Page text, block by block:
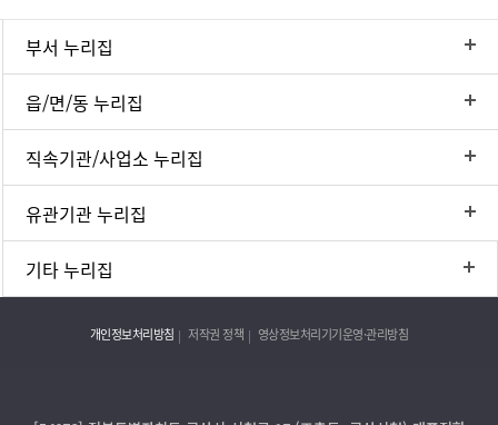
부서 누리집
읍/면/동 누리집
직속기관/사업소 누리집
유관기관 누리집
기타 누리집
개인정보처리방침 저작권 정책 영상정보처리기기운영·관리방침